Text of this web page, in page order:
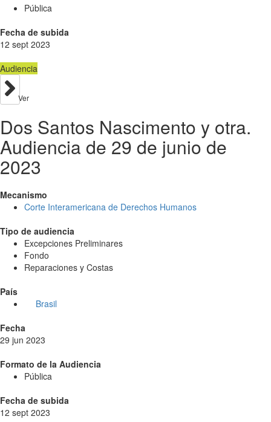
Pública
Fecha de subida
12 sept 2023
Audiencia
Ver
Dos Santos Nascimento y otra.
Audiencia de 29 de junio de
2023
Mecanismo
Corte Interamericana de Derechos Humanos
Tipo de audiencia
Excepciones Preliminares
Fondo
Reparaciones y Costas
País
Brasil
Fecha
29 jun 2023
Formato de la Audiencia
Pública
Fecha de subida
12 sept 2023